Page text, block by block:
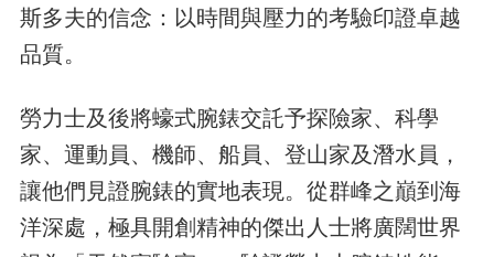
斯多夫的信念：以時間與壓力的考驗印證卓越
品質。
勞力士及後將蠔式腕錶交託予探險家、科學
家、運動員、機師、船員、登山家及潛水員，
讓他們見證腕錶的實地表現。從群峰之巔到海
洋深處，極具開創精神的傑出人士將廣闊世界